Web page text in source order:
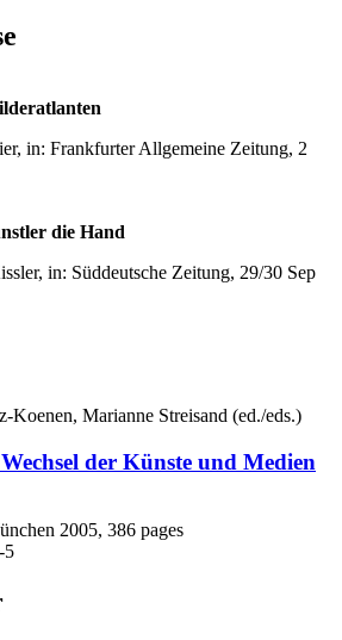
in: Frankfurter Allgemeine Zeitung, 2
die Hand
in: Süddeutsche Zeitung, 29/30 Sep
Koenen, Marianne Streisand (ed./eds.)
der Künste und Medien
2005, 386 pages
5